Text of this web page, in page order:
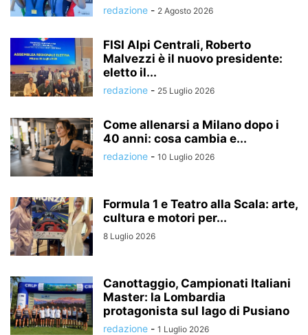
redazione - 2 Agosto 2026
FISI Alpi Centrali, Roberto
Malvezzi è il nuovo presidente:
eletto il...
redazione - 25 Luglio 2026
Come allenarsi a Milano dopo i
40 anni: cosa cambia e...
redazione - 10 Luglio 2026
Formula 1 e Teatro alla Scala: arte,
cultura e motori per...
8 Luglio 2026
Canottaggio, Campionati Italiani
Master: la Lombardia
protagonista sul lago di Pusiano
redazione - 1 Luglio 2026